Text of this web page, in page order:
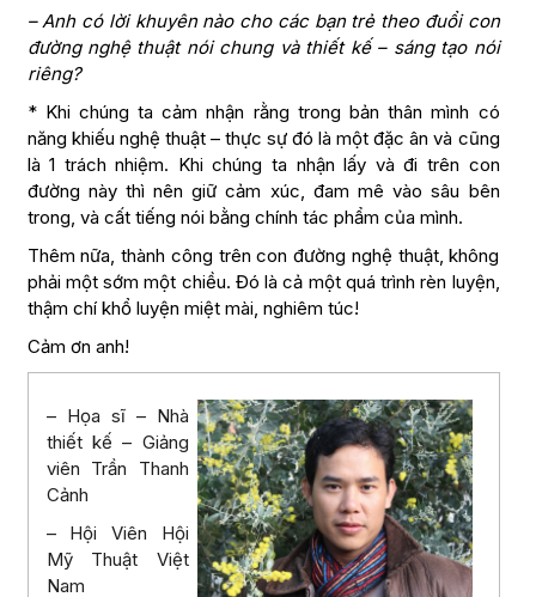
– Anh có lời khuyên nào cho các bạn trẻ theo đuổi con
đường nghệ thuật nói chung và thiết kế – sáng tạo nói
riêng?
* Khi chúng ta cảm nhận rằng trong bản thân mình có
năng khiếu nghệ thuật – thực sự đó là một đặc ân và cũng
là 1 trách nhiệm. Khi chúng ta nhận lấy và đi trên con
đường này thì nên giữ cảm xúc, đam mê vào sâu bên
trong, và cất tiếng nói bằng chính tác phẩm của mình.
Thêm nữa, thành công trên con đường nghệ thuật, không
phải một sớm một chiều. Đó là cả một quá trình rèn luyện,
thậm chí khổ luyện miệt mài, nghiêm túc!
Cảm ơn anh!
– Họa sĩ – Nhà
thiết kế – Giảng
viên Trần Thanh
Cảnh
– Hội Viên Hội
Mỹ Thuật Việt
Nam